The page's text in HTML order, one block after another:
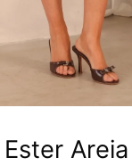
Areia